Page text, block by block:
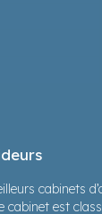
cabinets
cabinet est